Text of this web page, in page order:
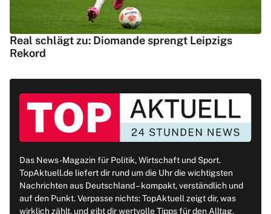
Real schlägt zu: Diomande sprengt Leipzigs
Rekord
Das News-Magazin für Politik, Wirtschaft und Sport.
TopAktuell.de liefert dir rund um die Uhr die wichtigsten
Nachrichten aus Deutschland – kompakt, verständlich und
auf den Punkt. Verpasse nichts: TopAktuell zeigt dir, was
wirklich zählt, und gibt dir wertvolle Tipps für den Alltag.